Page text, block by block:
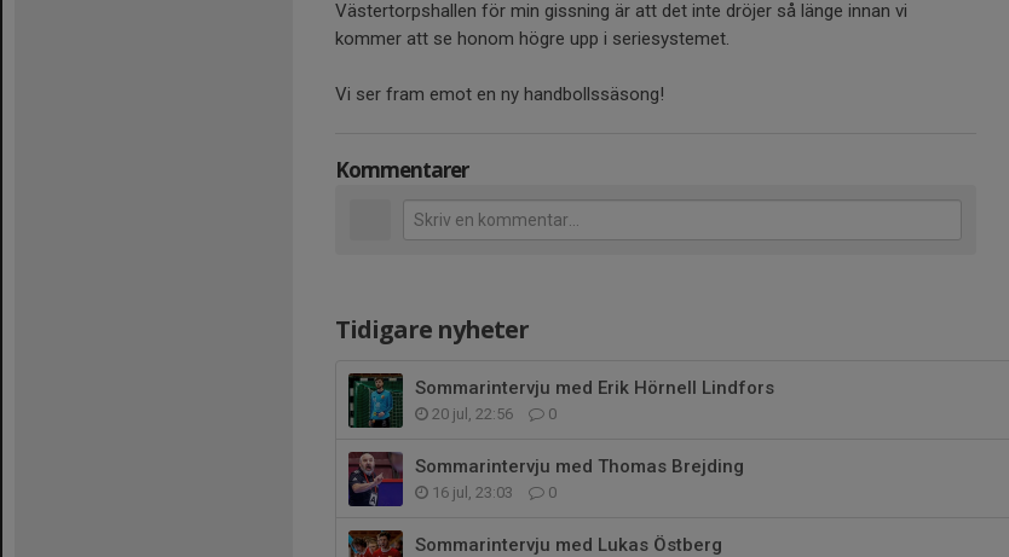
Västertorpshallen för min gissning är att det inte dröjer så länge innan vi
kommer att se honom högre upp i seriesystemet.
Vi ser fram emot en ny handbollssäsong!
Kommentarer
Tidigare nyheter
Sommarintervju med Erik Hörnell Lindfors
20 jul, 22:56 0
Sommarintervju med Thomas Brejding
16 jul, 23:03 0
Sommarintervju med Lukas Östberg